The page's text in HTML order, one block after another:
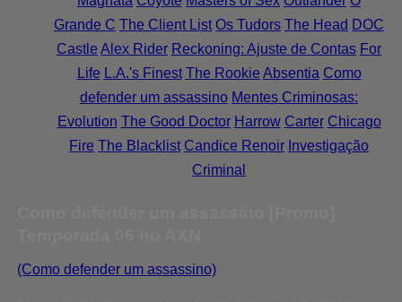
Grande C The Client List Os Tudors The Head DOC
Castle Alex Rider Reckoning: Ajuste de Contas For
Life L.A.'s Finest The Rookie Absentia Como
defender um assassino Mentes Criminosas:
Evolution The Good Doctor Harrow Carter Chicago
Fire The Blacklist Candice Renoir Investigação
Criminal
(Como defender um assassino)